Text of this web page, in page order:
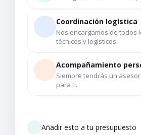
Coordinación logística
Nos encargamos de todos
técnicos y logísticos.
Acompañamiento
Siempre tendrás un
para ti.
Añadir esto a tu presupuesto